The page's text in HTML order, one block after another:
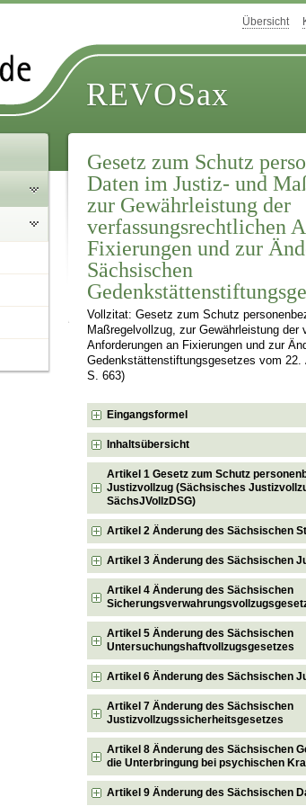
Übersicht
REVOSax
Gesetz zum Schutz
Daten im Justiz- und
zur Gewährleistung der
verfassungsrechtlichen
Fixierungen und zur
Sächsischen
Vollzitat: Gesetz zum Schutz
Maßregelvollzug, zur Gewährleistung der
Anforderungen an Fixierungen und zur
Gedenkstättenstiftungsgesetzes vom 22.
S. 663)
Eingangsformel
Inhaltsübersicht
Artikel 1 Gesetz zum Schutz
Justizvollzug (Sächsisches
SächsJVollzDSG)
Artikel 2 Änderung des Sächsischen
Artikel 3 Änderung des Sächsischen
Artikel 4 Änderung des Sächsischen
Artikel 5 Änderung des Sächsischen
Untersuchungshaftvollzugsgesetzes
Artikel 6 Änderung des Sächsischen
Artikel 7 Änderung des Sächsischen
Justizvollzugssicherheitsgesetzes
Artikel 8 Änderung des Sächsischen
die Unterbringung bei psychischen
Artikel 9 Änderung des Sächsischen